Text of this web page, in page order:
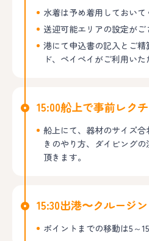
水着は予め着用しておいて
送迎可能エリアの設定がご
港にて申込書の記入とご
ド、ペイペイがご利用い
15:00船上で事前レク
船上にて、器材のサイズ
きのやり方、ダイビング
頂きます。
15:30出港〜クルージ
ポイントまでの移動は5～